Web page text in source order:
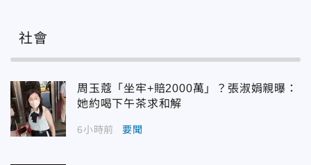
社會
周玉蔻「坐牢+賠2000萬」？張淑娟親曝：
她約喝下午茶求和解
6小時前 要聞